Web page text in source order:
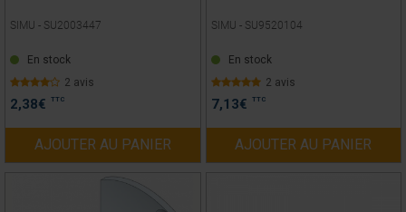
SIMU - SU2003447
En stock
2 avis
2,38€ TTC
AJOUTER AU PANIER
SIMU - SU9520104
En stock
2 avis
7,13€ TTC
AJOUTER AU PANIER